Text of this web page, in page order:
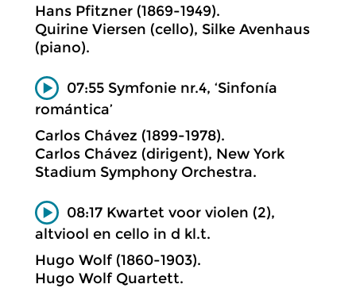
Hans Pfitzner (1869-1949).
Quirine Viersen (cello), Silke Avenhaus
(piano).
07:55 Symfonie nr.4, ‘Sinfonía
romántica’
Carlos Chávez (1899-1978).
Carlos Chávez (dirigent), New York
Stadium Symphony Orchestra.
08:17 Kwartet voor violen (2),
altviool en cello in d kl.t.
Hugo Wolf (1860-1903).
Hugo Wolf Quartett.